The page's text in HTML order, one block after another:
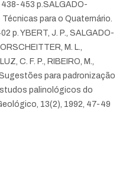
453 p. SALGADO-
Técnicas para o Quaternário.
p. YBERT, J. P., SALGADO-
M. L.,
C. F. P., RIBEIRO, M.,
Sugestões para padronização
palinológicos do
13(2), 1992, 47-49